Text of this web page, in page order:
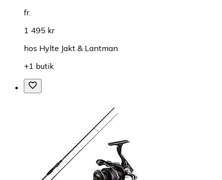
fr.
1 495 kr
hos Hylte Jakt & Lantman
+1 butik